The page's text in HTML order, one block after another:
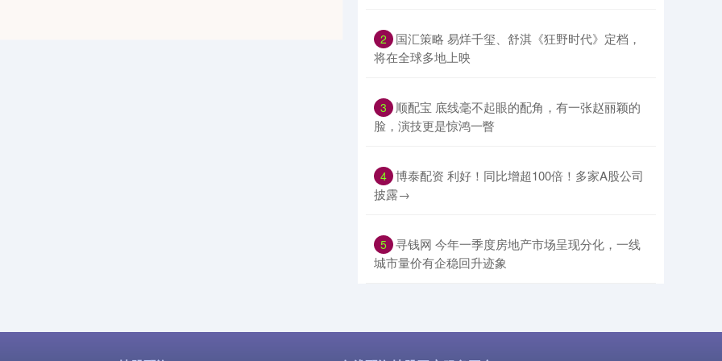
2
​国汇策略 易烊千玺、舒淇《狂野时代》定档，
将在全球多地上映
3
​顺配宝 底线毫不起眼的配角，有一张赵丽颖的
脸，演技更是惊鸿一瞥
4 ​博泰配资 利好！同比增超100倍！多家A股公司
披露→
5 ​寻钱网 今年一季度房地产市场呈现分化，一线
城市量价有企稳回升迹象